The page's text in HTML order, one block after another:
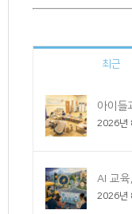
최근
아이들
2026년
AI 교
2026년